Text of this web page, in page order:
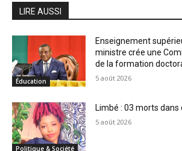
LIRE AUSSI
Éducation
Enseignement
ministre crée une
de la formation
5 août 2026
Politique & Société
Limbé : 03 morts
5 août 2026